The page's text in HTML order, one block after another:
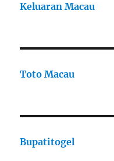
Keluaran Macau
Toto Macau
Bupatitogel